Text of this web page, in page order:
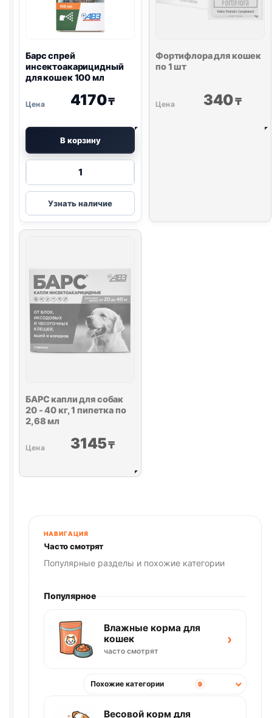
Барс спрей
инсектоакарицидный
для кошек 100 мл
4170₸
В корзину
Количество
Барс
спрей
инсектоакарицидный
мл
Узнать наличие
Фортифлорадля кошек
по 1 шт
340₸
БАРС капли для собак
20 - 40 кг, 1 пипетка по
2,68 мл
3145₸
НАВИГАЦИЯ
Часто смотрят
Популярные разделы и похожие категории
Популярное
Влажные корма для
кошек
часто смотрят
›
Похожие категории 9
Весовой корм для